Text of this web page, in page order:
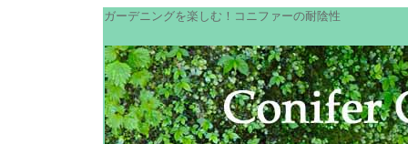
ガーデニングを楽しむ！コニファーの耐陰性